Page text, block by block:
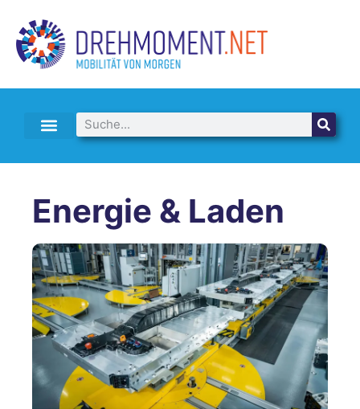
Energie & Laden